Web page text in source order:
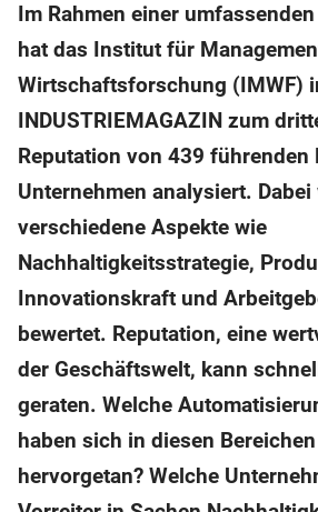
Im Rahmen einer
hat das Institut für
Wirtschaftsforschung (IMWF)
INDUSTRIEMAGAZIN zum
Reputation von 439 führenden
Unternehmen analysiert. Dabei
verschiedene Aspekte wie
Nachhaltigkeitsstrategie,
Innovationskraft und
bewertet. Reputation, eine
der Geschäftswelt, kann
geraten. Welche
haben sich in diesen
hervorgetan? Welche